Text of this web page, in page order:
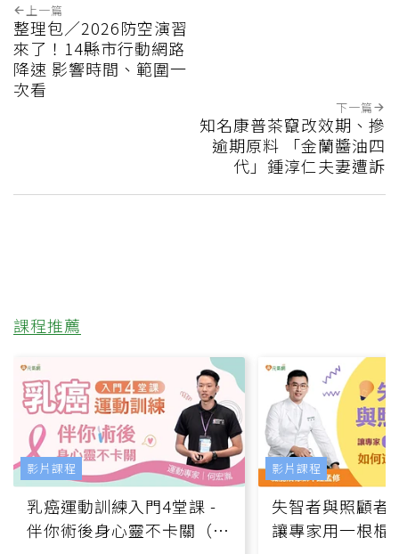
上一篇
整理包／2026防空演習
來了！14縣市行動網路
降速 影響時間、範圍一
次看
下一篇
知名康普茶竄改效期、摻
逾期原料 「金蘭醬油四
代」鍾淳仁夫妻遭訴
課程推薦
乳癌運動訓練入門4堂課 -
伴你術後身心靈不卡關（線
影片課程
失智者與照顧者
讓專家用一根棍
影片課程